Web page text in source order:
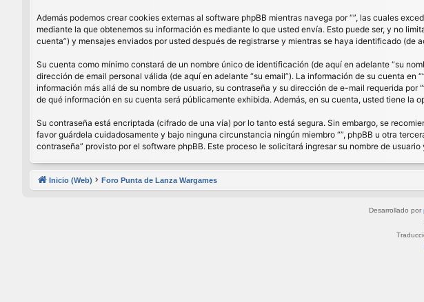
Además podemos crear cookies externas al software phpBB mientras navega por “”, las cuales
mediante la que obtenemos su información es mediante lo que usted envía. Esto puede ser, y no
cuenta”) y mensajes enviados por usted después de registrarse y mientras se haya identificado (de
Su cuenta como mínimo constará de un nombre único de identificación (de aquí en adelante “su
dirección de email personal válida (de aquí en adelante “su email”). La información de su cuenta
información más allá de su nombre de usuario, su contraseña y su dirección de e-mail requerida
de qué información en su cuenta será públicamente exhibida. Además, en su cuenta, usted tiene
Su contraseña está encriptada (cifrado de una vía) por lo tanto está segura. Sin embargo, se
favor guárdela cuidadosamente y bajo ninguna circunstancia ningún miembro “”, phpBB u otra
contraseña” provisto por el software phpBB. Este proceso le solicitará ingresar su nombre de
Inicio (Web) Foro Punta de Lanza Wargames
Desarrollado por